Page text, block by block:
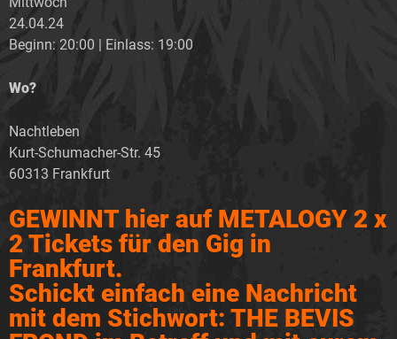
24.04.24
Beginn: 20:00 | Einlass: 19:00
Wo?
Nachtleben
Kurt-Schumacher-Str. 45
60313 Frankfurt
GEWINNT hier auf METALOGY 2 x
2 Tickets für den Gig in
Frankfurt.
Schickt einfach eine Nachricht
mit dem Stichwort: THE BEVIS